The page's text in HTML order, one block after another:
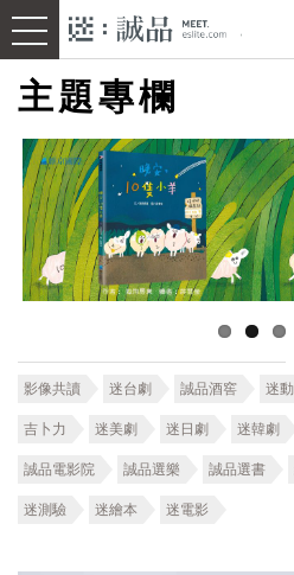
主題專欄
影像共讀 迷台劇 誠品酒窖 迷
吉卜力 迷美劇 迷日劇 迷韓劇
誠品電影院 誠品選樂 誠品選書
迷測驗 迷繪本 迷電影